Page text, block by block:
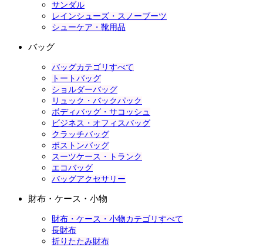
サンダル
レインシューズ・スノーブーツ
シューケア・靴用品
バッグ
バッグカテゴリすべて
トートバッグ
ショルダーバッグ
リュック・バックパック
ボディバッグ・サコッシュ
ビジネス・オフィスバッグ
クラッチバッグ
ボストンバッグ
スーツケース・トランク
エコバッグ
バッグアクセサリー
財布・ケース・小物
財布・ケース・小物カテゴリすべて
長財布
折りたたみ財布